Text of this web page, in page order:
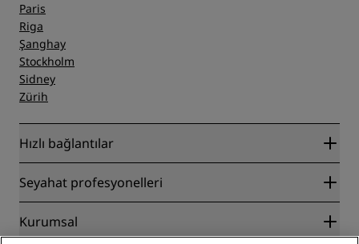
Paris
Riga
Şanghay
Stockholm
Sidney
Zürih
Hızlı bağlantılar
Radisson Rewards
Blog
Destinasyonlar
Seyahat profesyonelleri
İş Ortakları
Seyahat acenteleri
Kurumsal